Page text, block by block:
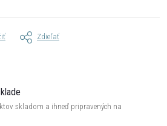
Zdieľať
skladom a ihneď pripravených na